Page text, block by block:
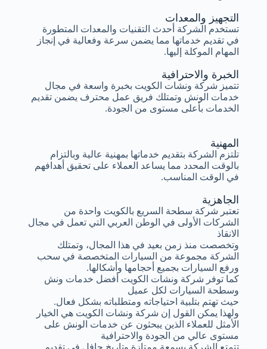
الخبرة والاحترافية
تتميز شركة ونشات الكويت بخبرة واسعة في مجال
خدمات الونش وتمتلك فريق عمل محترف يضمن تقديم
الخدمات بأعلى مستوى من الجودة.
التجهيز والمعدات
تستخدم الشركة أحدث التقنيات والمعدات المتطورة
في تقديم خدماتها مما يضمن سرعة وفعالية في إنجاز
المهام الموكلة إليها.
المهنية
تلتزم الشركة بتقديم خدماتها بمهنية عالية وبالتزام
بالوقت المحدد مما يساعد العملاء على تحقيق أهدافهم
في الوقت المناسب.
الجاهزية
تعتبر شركة سطحة السريع بالكويت واحدة من
الشركات الأولى في الوطن العربي التي تعمل في مجال
الانقاذ
وتخصصت منذ زمن بعيد في هذا المجال، وتمتلك
الشركة مجموعة من السيارات المتخصصة في سحب
ورفع السيارات بجميع أحجامها وأشكالها.
كما توفر شركة ونشات الكويت أفضل خدمات ونش
وسطحة السيارات لكل عميل
حيث تهتم بتلبية احتياجاته ومتطلباته بشكل فعال.
ولهذا يمكن القول إن شركة ونشات الكويت هي الخيار
الأمثل للعملاء الذين يبحثون عن خدمات الونش على
مستوى عالي من الجودة والاحترافية
تتمتع الشركة بسمعة ممتازة وتاريخ حافل في تقديم